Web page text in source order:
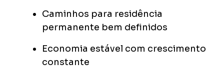
Caminhos para residência
permanente bem definidos
Economia estável com crescimento
constante